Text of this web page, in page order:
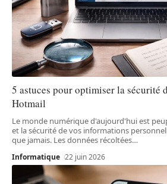
5 astuces pour optimiser la sécurité
Hotmail
Le monde numérique d'aujourd'hui est
et la sécurité de vos informations
que jamais. Les données récoltées…
Informatique 22 juin 2026